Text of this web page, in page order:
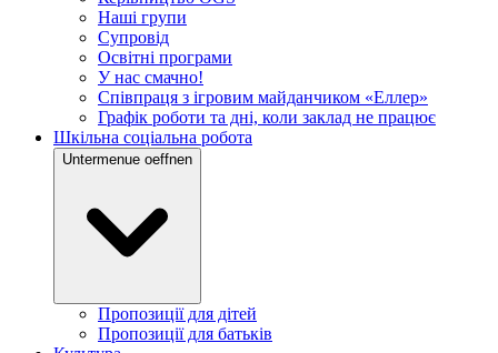
Наші групи
Супровід
Освітні програми
У нас смачно!
Співпраця з ігровим майданчиком «Еллер»
Графік роботи та дні, коли заклад не працює
Шкільна соціальна робота
Untermenue oeffnen
Пропозиції для дітей
Пропозиції для батьків